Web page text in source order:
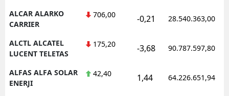
ALCAR ALARKO
CARRIER
706,00 -0,21 28.540.363,00
ALCTL ALCATEL
LUCENT TELETAS
175,20 -3,68 90.787.597,80
ALFAS ALFA SOLAR
ENERJI
42,40 1,44 64.226.651,94